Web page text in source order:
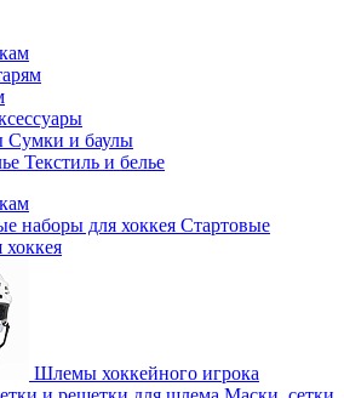
Сумки и баулы
Текстиль и белье
Стартовые
Шлемы хоккейного игрока